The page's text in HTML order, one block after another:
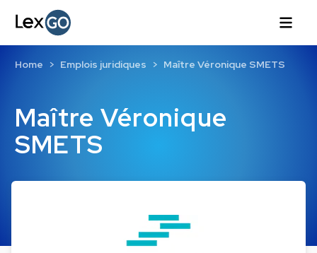
Maître Véronique
SMETS
Home Emplois juridiques Maître Véronique SMETS